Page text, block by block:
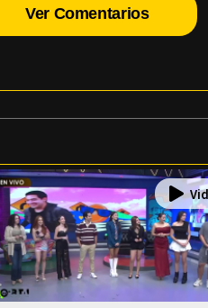
Ver Comentarios